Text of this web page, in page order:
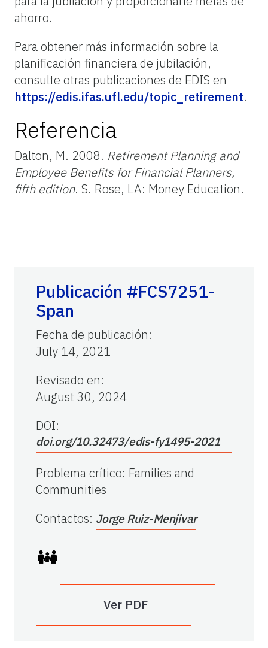
ahorro.
Para obtener más información sobre la
planificación financiera de jubilación,
consulte otras publicaciones de EDIS en
https://edis.ifas.ufl.edu/topic_retirement.
Referencia
Dalton, M. 2008. Retirement Planning and
Employee Benefits for Financial Planners,
fifth edition. S. Rose, LA: Money Education.
Publicación #FCS7251-
Span
Fecha de publicación:
July 14, 2021
Revisado en:
August 30, 2024
DOI:
doi.org/10.32473/edis-fy1495-2021
Problema crítico: Families and
Communities
Contactos: Jorge Ruiz-Menjivar
Ver PDF